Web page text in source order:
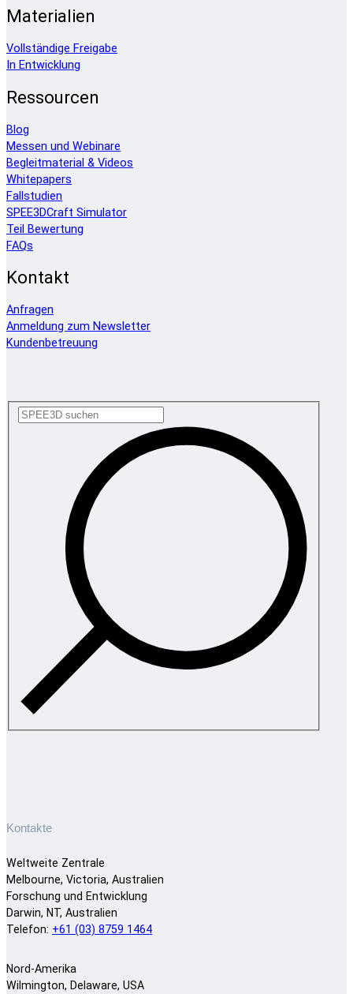
Materialien
Vollständige Freigabe
In Entwicklung
Ressourcen
Blog
Messen und Webinare
Begleitmaterial & Videos
Whitepapers
Fallstudien
SPEE3DCraft Simulator
Teil Bewertung
FAQs
Kontakt
Anfragen
Anmeldung zum Newsletter
Kundenbetreuung
Kontakte
Weltweite Zentrale
Melbourne, Victoria, Australien
Forschung und Entwicklung
Darwin, NT, Australien
Telefon: +61 (03) 8759 1464
Nord-Amerika
Wilmington, Delaware, USA